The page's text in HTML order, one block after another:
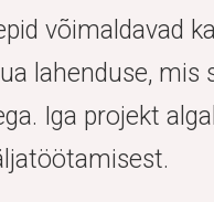
võimaldavad
lahenduse,
Iga projekt